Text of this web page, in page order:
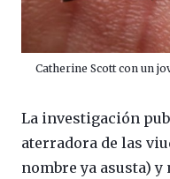
Catherine Scott con un
La investigación
aterradora de las
nombre ya asusta)